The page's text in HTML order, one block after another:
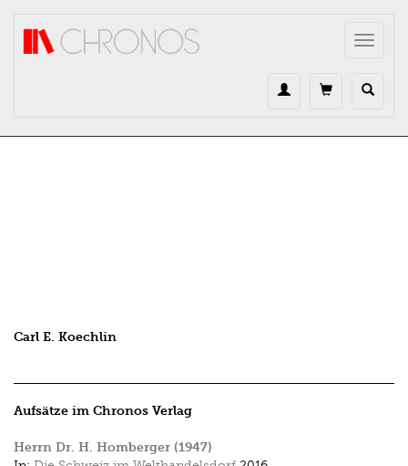
Toggle
Carl E. Koechlin
Aufsätze im Chronos Verlag
Herrn Dr. H. Homberger (1947)